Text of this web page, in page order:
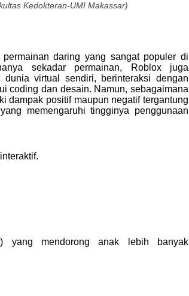
Kedokteran-UMI Makassar)
daring yang sangat populer di
sekadar permainan, Roblox juga
dunia virtual sendiri, berinteraksi dengan
coding dan desain. Namun, sebagaimana
dampak positif maupun negatif tergantung
memengaruhi tingginya penggunaan
yang mendorong anak lebih banyak